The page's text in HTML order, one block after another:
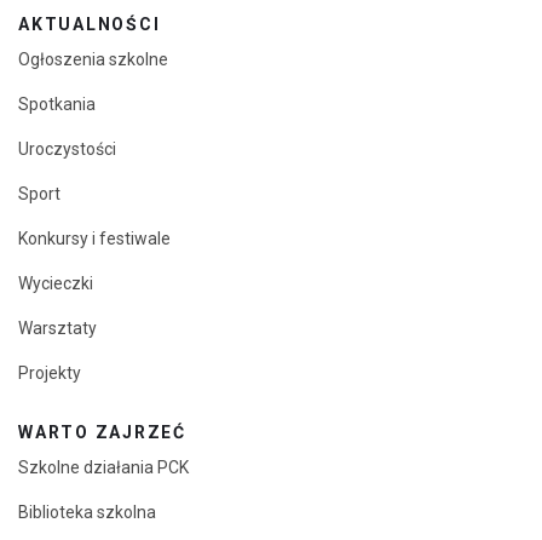
AKTUALNOŚCI
Ogłoszenia szkolne
Spotkania
Uroczystości
Sport
Konkursy i festiwale
Wycieczki
Warsztaty
Projekty
WARTO ZAJRZEĆ
Szkolne działania PCK
Biblioteka szkolna